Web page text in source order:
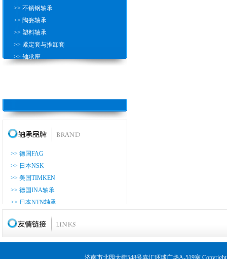
>> 不锈钢轴承
>> 陶瓷轴承
>> 塑料轴承
>> 紧定套与推卸套
>> 轴承座
>> 德国FAG
>> 日本NSK
>> 美国TIMKEN
>> 德国INA轴承
>> 日本NTN轴承
>> 日本NACHI轴承
济南市北园大街548号嘉汇环球广场A-519室